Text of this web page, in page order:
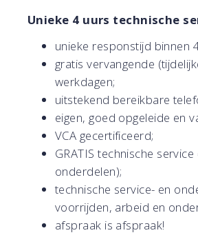
Unieke 4 uurs technische
unieke responstijd binnen
gratis vervangende
werkdagen;
uitstekend bereikbare
eigen, goed opgeleide en
VCA gecertificeerd;
GRATIS technische
onderdelen);
technische service- en
voorrijden, arbeid en
afspraak is afspraak!